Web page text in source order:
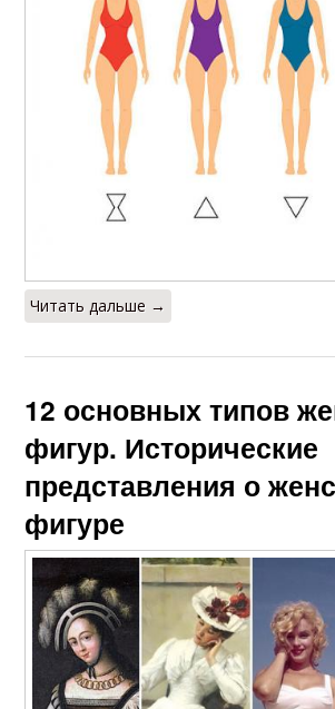
Читать дальше →
12 основных типов
фигур. Исторические
представления о
фигуре